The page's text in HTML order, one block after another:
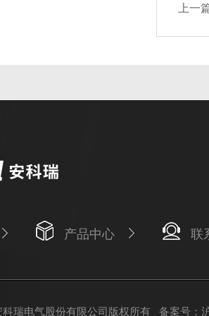
上一
产品中心 联
科瑞电气股份有限公司版权所有 备案号：